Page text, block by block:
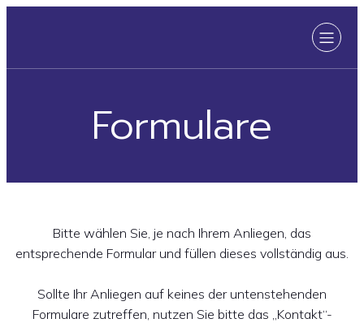
Formulare
Bitte wählen Sie, je nach Ihrem Anliegen, das
entsprechende Formular und füllen dieses vollständig aus.
Sollte Ihr Anliegen auf keines der untenstehenden
Formulare zutreffen, nutzen Sie bitte das „Kontakt“-